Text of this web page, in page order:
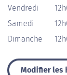
Vendredi
Samedi
Dimanche
Modifier les